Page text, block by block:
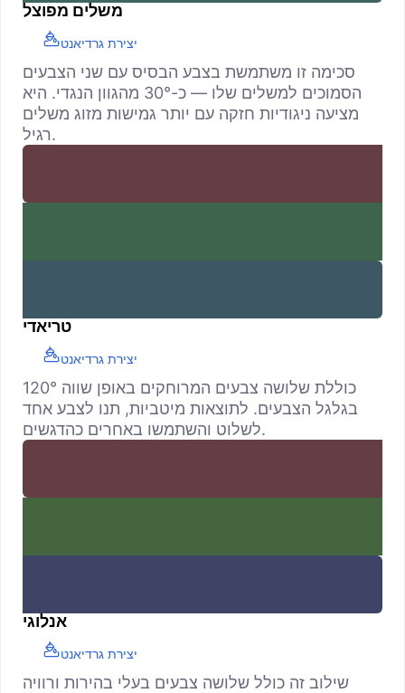
משלים מפוצל
יצירת גרדיאנט
סכימה זו משתמשת בצבע הבסיס עם שני הצבעים
הסמוכים למשלים שלו — כ-30° מהגוון הנגדי. היא
מציעה ניגודיות חזקה עם יותר גמישות מזוג משלים
רגיל.
טריאדי
יצירת גרדיאנט
כוללת שלושה צבעים המרוחקים באופן שווה 120°
בגלגל הצבעים. לתוצאות מיטביות, תנו לצבע אחד
לשלוט והשתמשו באחרים כהדגשים.
אנלוגי
יצירת גרדיאנט
שילוב זה כולל שלושה צבעים בעלי בהירות ורוויה